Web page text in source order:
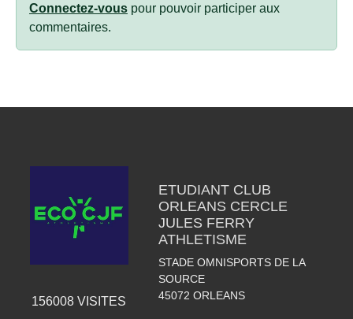
Connectez-vous pour pouvoir participer aux
commentaires.
156008 VISITES
ETUDIANT CLUB
ORLEANS CERCLE
JULES FERRY
ATHLETISME
STADE OMNISPORTS DE LA
SOURCE
45072 ORLEANS